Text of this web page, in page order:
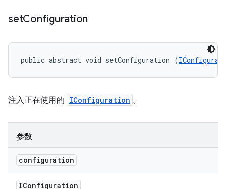
setConfiguration
public abstract void setConfiguration (
注入正在使用的 IConfiguration 。
参数
configuration
IConfiguration